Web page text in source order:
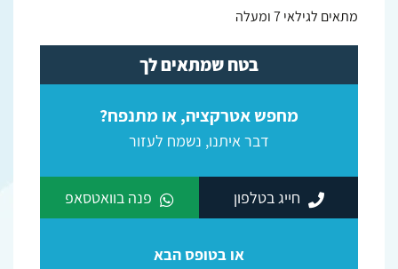
מתאים לגילאי 7 ומעלה
בטח שמתאים לך
מחפש אטרקציה, או מתנפח?
דבר איתנו, נשמח לעזור
חייג בטלפון פנה בוואטסאפ
או בטופס הבא